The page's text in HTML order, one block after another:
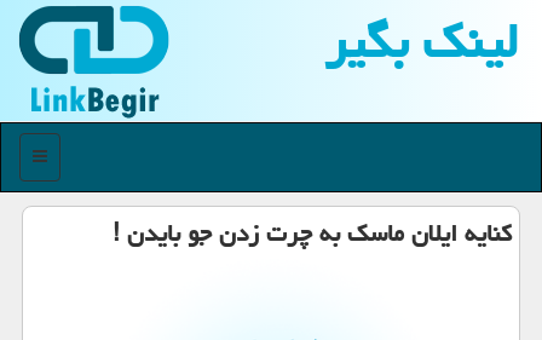
لینك بگیر
منو
کنایه ایلان ماسک به چرت زدن جو بایدن !